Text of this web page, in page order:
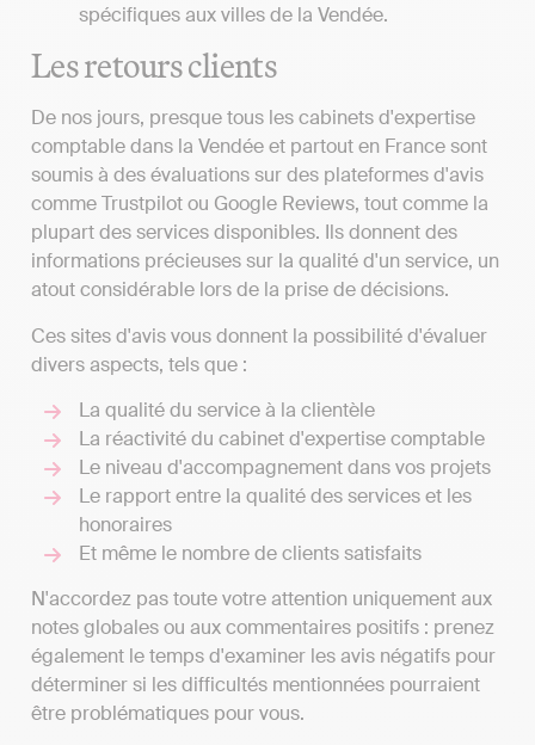
spécifiques aux villes de la Vendée.
Les retours clients
De nos jours, presque tous les cabinets d'expertise
comptable dans la Vendée et partout en France sont
soumis à des évaluations sur des plateformes d'avis
comme Trustpilot ou Google Reviews, tout comme la
plupart des services disponibles. Ils donnent des
informations précieuses sur la qualité d'un service, un
atout considérable lors de la prise de décisions.
Ces sites d'avis vous donnent la possibilité d'évaluer
divers aspects, tels que :
La qualité du service à la clientèle
La réactivité du cabinet d'expertise comptable
Le niveau d'accompagnement dans vos projets
Le rapport entre la qualité des services et les
honoraires
Et même le nombre de clients satisfaits
N'accordez pas toute votre attention uniquement aux
notes globales ou aux commentaires positifs : prenez
également le temps d'examiner les avis négatifs pour
déterminer si les difficultés mentionnées pourraient
être problématiques pour vous.